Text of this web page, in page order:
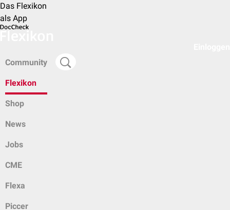
Das Flexikon
als App
Community
Flexikon
Shop
News
Jobs
CME
Flexa
Piccer